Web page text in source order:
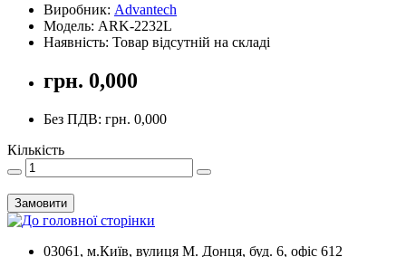
Виробник: Advantech
Модель: ARK-2232L
Наявність: Товар відсутній на складі
грн. 0,000
Без ПДВ: грн. 0,000
Кількість
Замовити
03061, м.Київ, вулиця М. Донця, буд. 6, офіс 612